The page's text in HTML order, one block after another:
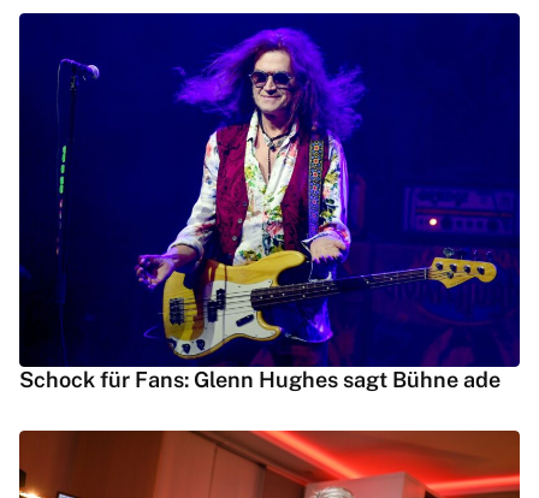
Schock für Fans: Glenn Hughes sagt Bühne ade